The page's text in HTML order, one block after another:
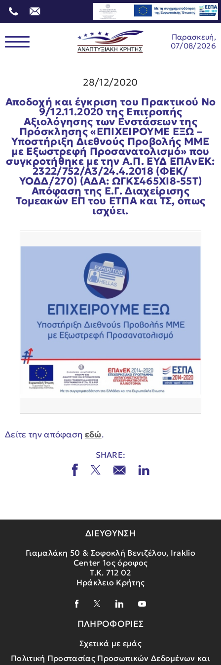
Παρασκευή,
07/08/2026
28/12/2020
Αποδοχή και έγκριση του Πρακτικού Νο
9/12.11.2020 της Επιτροπής
Αξιολόγησης των Ενστάσεων της
Πρόσκλησης «ΕΠΙΧΕΙΡΟΥΜΕ ΕΞΩ –
Υποστήριξη Διεθνούς Προβολής ΜΜΕ
με Εξωστρεφή Προσανατολισμό» που
συγκροτήθηκε με την Α.Π. ΕΥΔ ΕΠΑνΕΚ:
2322/752/Α3/24.4.2018 (ΦΕΚ/
ΥΟΔΔ/270) (ΑΔΑ: ΩΓΚΣ465ΧΙ8-55Τ)
Απόφαση της Ε.Γ. Διαχείρισης
Τομεακών ΕΠ του ΕΤΠΑ και ΤΣ, όπως
ισχύει.
Δείτε την απόφαση εδώ.
SHARE:
ΔΙΕΥΘΥΝΣΗ
Γιαμαλάκη 50 & Σοφοκλή Βενιζέλου, Iraklio
Center 1ος όροφος
Τ.Κ. 712 02
Ηράκλειο Κρήτης
ΠΛΗΡΟΦΟΡΙΕΣ
Σχετικά με εμάς
Πολιτική Προστασίας Προσωπικών Δεδομένων και